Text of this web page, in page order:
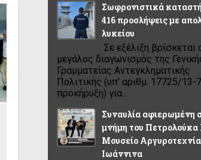
Σωφρονιστικά
416 προσλήψεις με
λυκείου
Σε εξέλιξη βρίσκεται
μεγάλος διαγωνισμός της
Γραμματείας Αντεγκληματικής
Πολιτικής (υπ' αριθμ. 17725/13-
προκήρυξη) για...
Συναυλία αφιερωμένη
μνήμη του Πετρολούκα
Μουσείο
Ιωάννινα